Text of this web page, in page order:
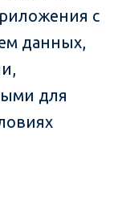
с
данных,
для